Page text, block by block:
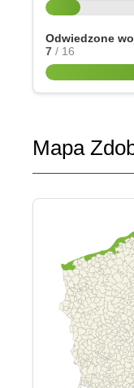
Odwiedzone
7 / 16
Mapa